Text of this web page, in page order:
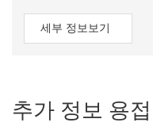
세부 정보보기
추가 정보 용